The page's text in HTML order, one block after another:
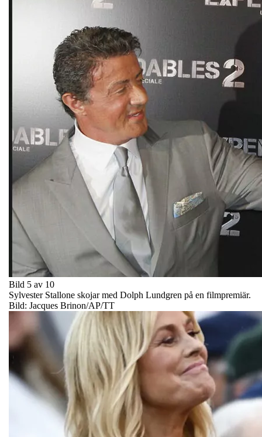
Bild 5 av 10
Sylvester Stallone skojar med Dolph Lundgren på en filmpremiär.
Bild: Jacques Brinon/AP/TT